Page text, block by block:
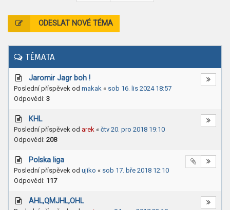
ODESLAT NOVÉ TÉMA
TÉMATA
Jaromir Jagr boh !
Poslední příspěvek od makak « sob 16. lis 2024 18:57
Odpovědi: 3
KHL
Poslední příspěvek od arek « čtv 20. pro 2018 19:10
Odpovědi: 208
Polska liga
Poslední příspěvek od ujiko « sob 17. bře 2018 12:10
Odpovědi: 117
AHL,QMJHL,OHL